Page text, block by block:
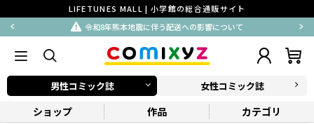
LIFETUNES MALL | 小学館の総合通販サイト
令和8年熊本地震に伴う配送への影響について
男性コミック誌 女性コミック誌
ショップ 作品 カテゴリ